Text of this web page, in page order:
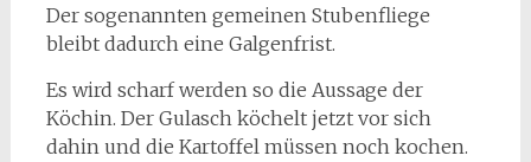
Der sogenannten gemeinen Stubenfliege
bleibt dadurch eine Galgenfrist.
Es wird scharf werden so die Aussage der
Köchin. Der Gulasch köchelt jetzt vor sich
dahin und die Kartoffel müssen noch kochen.